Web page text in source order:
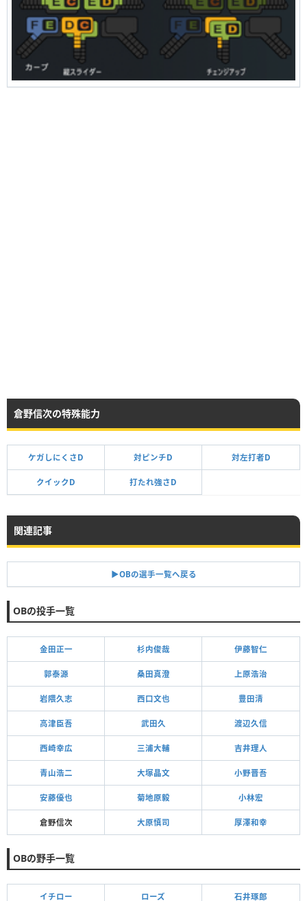
倉野信次の特殊能力
ケガしにくさD 対ピンチD 対左打者D
クイックD 打たれ強さD
関連記事
▶︎OBの選手一覧へ戻る
OBの投手一覧
金田正一 杉内俊哉 伊藤智仁
郭泰源 桑田真澄 上原浩治
岩隈久志 西口文也 豊田清
高津臣吾 武田久 渡辺久信
西崎幸広 三浦大輔 吉井理人
青山浩二 大塚晶文 小野晋吾
安藤優也 菊地原毅 小林宏
倉野信次 大原慎司 厚澤和幸
OBの野手一覧
イチロー ローズ 石井琢郎